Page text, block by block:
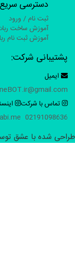
دسترسی سریع به
ثبت نام / ورود
آموزش ساخت ربات
آموزش ثبت نام ربات
شرکت:
ایمیل
تماس با شرکت
شده با عشق توسط